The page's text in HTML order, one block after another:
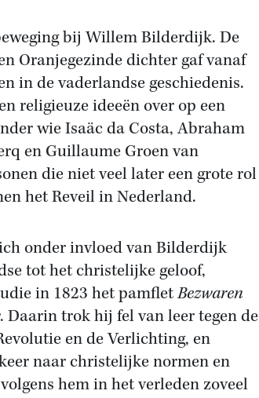
bij Willem Bilderdijk. De
Oranjegezinde dichter gaf vanaf
in de vaderlandse geschiedenis.
religieuze ideeën over op een
wie Isaäc da Costa, Abraham
en Guillaume Groen van
die niet veel later een grote rol
het Reveil in Nederland.
onder invloed van Bilderdijk
tot het christelijke geloof,
in 1823 het pamfletBezwaren
. Daarin trok hij fel van leer tegen de
en de Verlichting, en
naar christelijke normen en
hem in het verleden zoveel